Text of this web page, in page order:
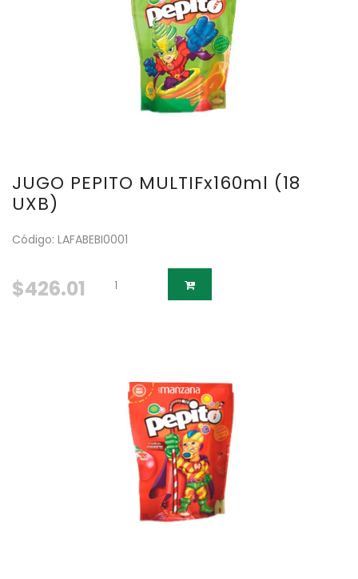
JUGO PEPITO MULTIFx160ml (18
UXB)
Código: LAFABEBI0001
$426.01